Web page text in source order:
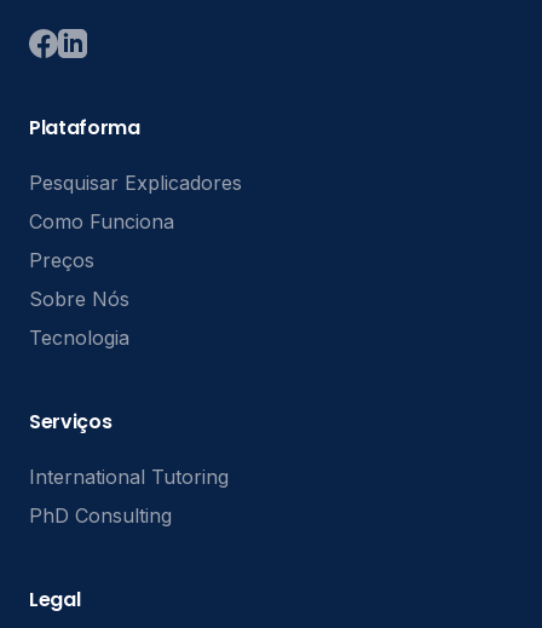
Plataforma
Pesquisar Explicadores
Como Funciona
Preços
Sobre Nós
Tecnologia
Serviços
International Tutoring
PhD Consulting
Legal